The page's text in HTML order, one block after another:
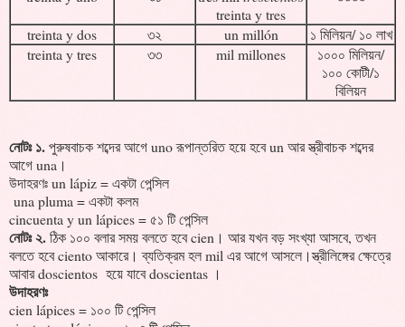
treinta y tres
treinta y dos
৩২ un millón
১ মিলিয়ন/ ১০ লাখ
treinta y tres
৩৩ mil millones
১০০০ মিলিয়ন/
১০০ কোটী/১
বিলিয়ন
নোটঃ ১.পুরুষবাচক শব্দের আগে uno রূপান্তরিত হয়ে হবে un আর স্ত্রীবাচক শব্দের
আগে una।
উদাহরণঃ un lápiz = একটা পেন্সিল
una pluma = একটা কলম
cincuenta y un lápices = ৫১ টি পেন্সিল
নোটঃ ২.ঠিক ১০০ বলার সময় বলতে হবে cien। আর যখন বড় সংখ্যা আসবে, তখন
বলতে হবে ciento আকারে। ব্যতিক্রম হল mil এর আগে আসলে।স্ত্রীলিঙ্গের ক্ষেত্রে
আবার doscientos হয়ে যাবে doscientas ।
উদাহরণঃ
cien lápices = ১০০ টি পেন্সিল